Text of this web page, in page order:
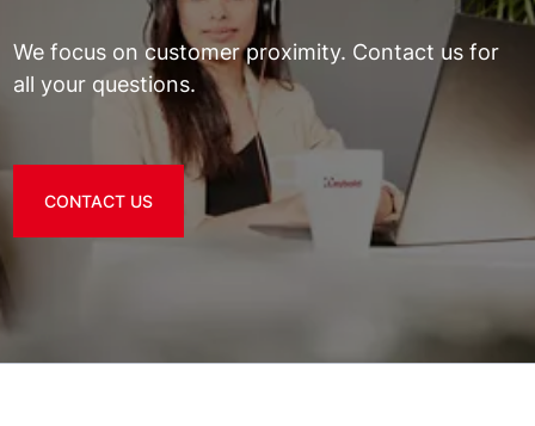
We focus on customer proximity. Contact us for
all your questions.
CONTACT US